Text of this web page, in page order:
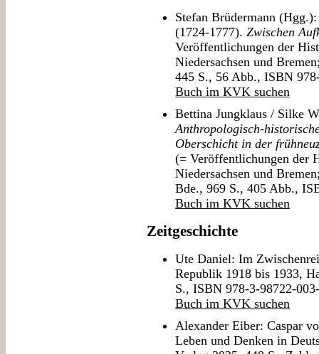
Stefan Brüdermann
(1724-1777). Zwischen
Veröffentlichungen der
Niedersachsen und
445 S., 56 Abb., ISBN
Buch im KVK suchen
Bettina Jungklaus / Silke
Anthropologisch-
Oberschicht in der
(= Veröffentlichungen der
Niedersachsen und
Bde., 969 S., 405 Abb.,
Buch im KVK suchen
Zeitgeschichte
Ute Daniel: Im
Republik 1918 bis 1933,
S., ISBN 978-3-98722-
Buch im KVK suchen
Alexander Eiber: Caspar
Leben und Denken in